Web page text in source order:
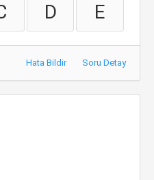
D E
Hata Bildir Soru Detay